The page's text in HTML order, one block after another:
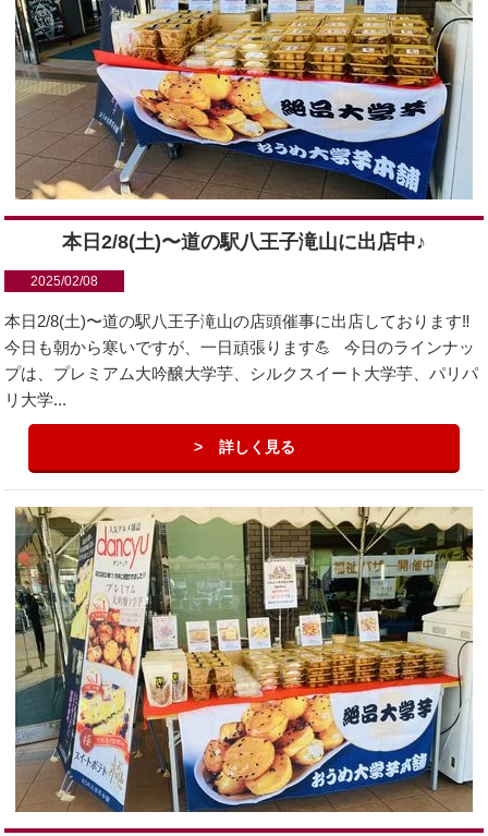
本日2/8(土)〜道の駅八王子滝山に出店中♪
2025/02/08
本日2/8(土)〜道の駅八王子滝山の店頭催事に出店しております‼️
今日も朝から寒いですが、一日頑張ります💪 今日のラインナッ
プは、プレミアム大吟醸大学芋、シルクスイート大学芋、パリパ
リ大学...
詳しく見る